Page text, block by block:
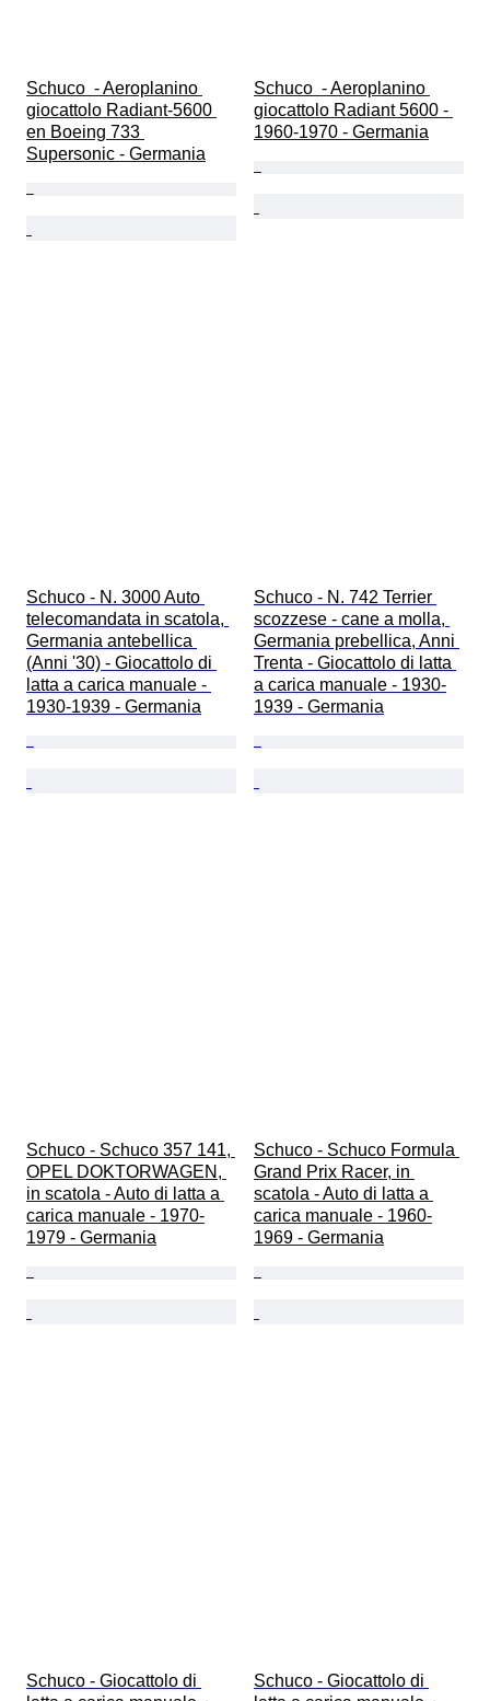
Schuco  - Aeroplanino
giocattolo Radiant-5600
en Boeing 733
Supersonic - Germania
Schuco  - Aeroplanino
giocattolo Radiant 5600 -
1960-1970 - Germania
Schuco - N. 3000 Auto
telecomandata in scatola,
Germania antebellica
(Anni '30) - Giocattolo di
latta a carica manuale -
1930-1939 - Germania
Schuco - N. 742 Terrier
scozzese - cane a molla,
Germania prebellica, Anni
Trenta - Giocattolo di latta
a carica manuale - 1930-
1939 - Germania
Schuco - Schuco 357 141,
OPEL DOKTORWAGEN,
in scatola - Auto di latta a
carica manuale - 1970-
1979 - Germania
Schuco - Schuco Formula
Grand Prix Racer, in
scatola - Auto di latta a
carica manuale - 1960-
1969 - Germania
Schuco - Giocattolo di
Schuco - Giocattolo di